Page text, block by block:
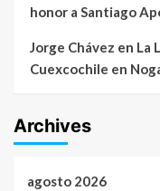
honor a Santiago
Jorge Chávez en La
Cuexcochile en
Archives
agosto 2026